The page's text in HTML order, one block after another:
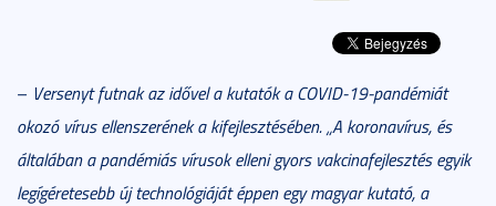
– Versenyt futnak az idővel a kutatók a COVID-19-pandémiát
okozó vírus ellenszerének a kifejlesztésében. „A koronavírus, és
általában a pandémiás vírusok elleni gyors vakcinafejlesztés egyik
legígéretesebb új technológiáját éppen egy magyar kutató, a